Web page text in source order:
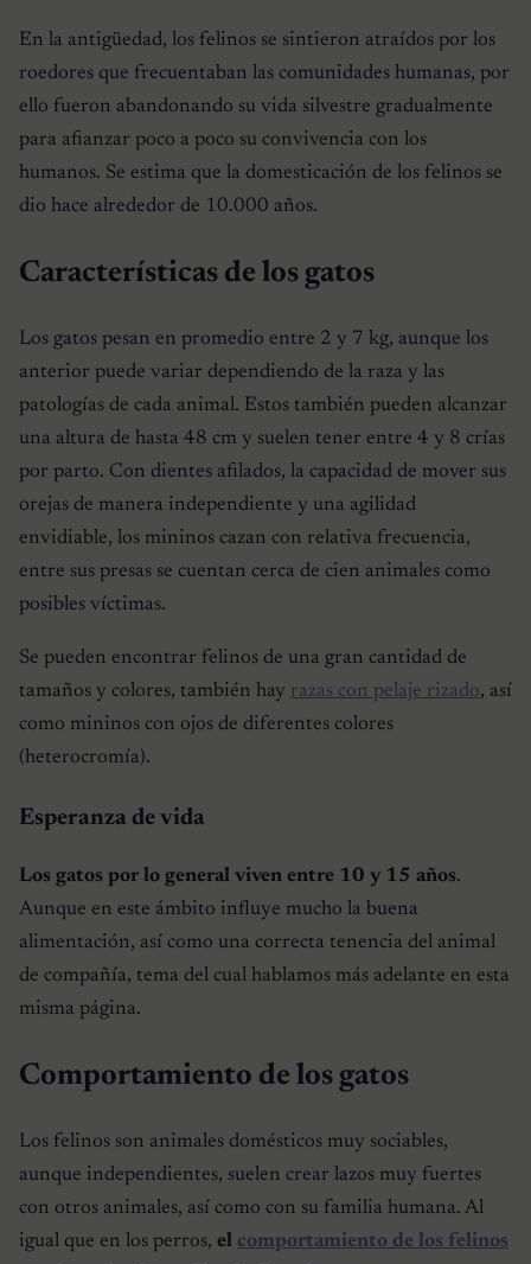
En la antigüedad, los felinos se sintieron atraídos por los
roedores que frecuentaban las comunidades humanas, por
ello fueron abandonando su vida silvestre gradualmente
para afianzar poco a poco su convivencia con los
humanos. Se estima que la domesticación de los felinos se
dio hace alrededor de 10.000 años.
Características de los gatos
Los gatos pesan en promedio entre 2 y 7 kg, aunque los
anterior puede variar dependiendo de la raza y las
patologías de cada animal. Estos también pueden alcanzar
una altura de hasta 48 cm y suelen tener entre 4 y 8 crías
por parto. Con dientes afilados, la capacidad de mover sus
orejas de manera independiente y una agilidad
envidiable, los mininos cazan con relativa frecuencia,
entre sus presas se cuentan cerca de cien animales como
posibles víctimas.
Se pueden encontrar felinos de una gran cantidad de
tamaños y colores, también hay razas con pelaje rizado, así
como mininos con ojos de diferentes colores
(heterocromía).
Esperanza de vida
Los gatos por lo general viven entre 10 y 15 años.
Aunque en este ámbito influye mucho la buena
alimentación, así como una correcta tenencia del animal
de compañía, tema del cual hablamos más adelante en esta
misma página.
Comportamiento de los gatos
Los felinos son animales domésticos muy sociables,
aunque independientes, suelen crear lazos muy fuertes
con otros animales, así como con su familia humana. Al
igual que en los perros, el comportamiento de los felinos